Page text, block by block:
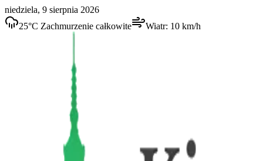
niedziela, 9 sierpnia 2026
25°C Zachmurzenie całkowite Wiatr: 10 km/h